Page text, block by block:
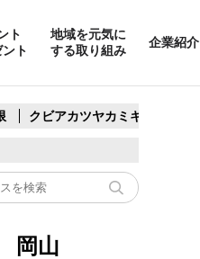
ト
ト
地域を元気に
する取り組み
企業紹介
クビアカツヤカミキリ
岡山